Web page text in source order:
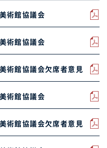
術館協議会
術館協議会
術館協議会欠席者意見
術館協議会
術館協議会欠席者意見